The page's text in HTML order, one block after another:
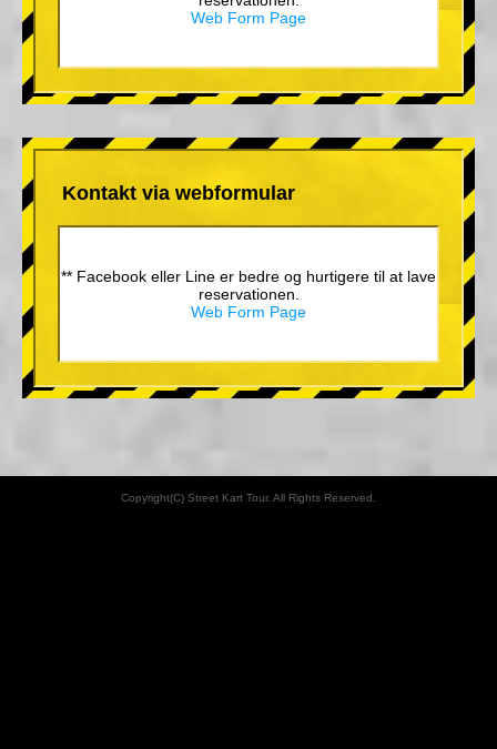
Web Form Page
Kontakt via webformular
** Facebook eller Line er bedre og hurtigere til at lave
reservationen.
Web Form Page
Copyright(C) Street Kart Tour. All Rights Reserved.